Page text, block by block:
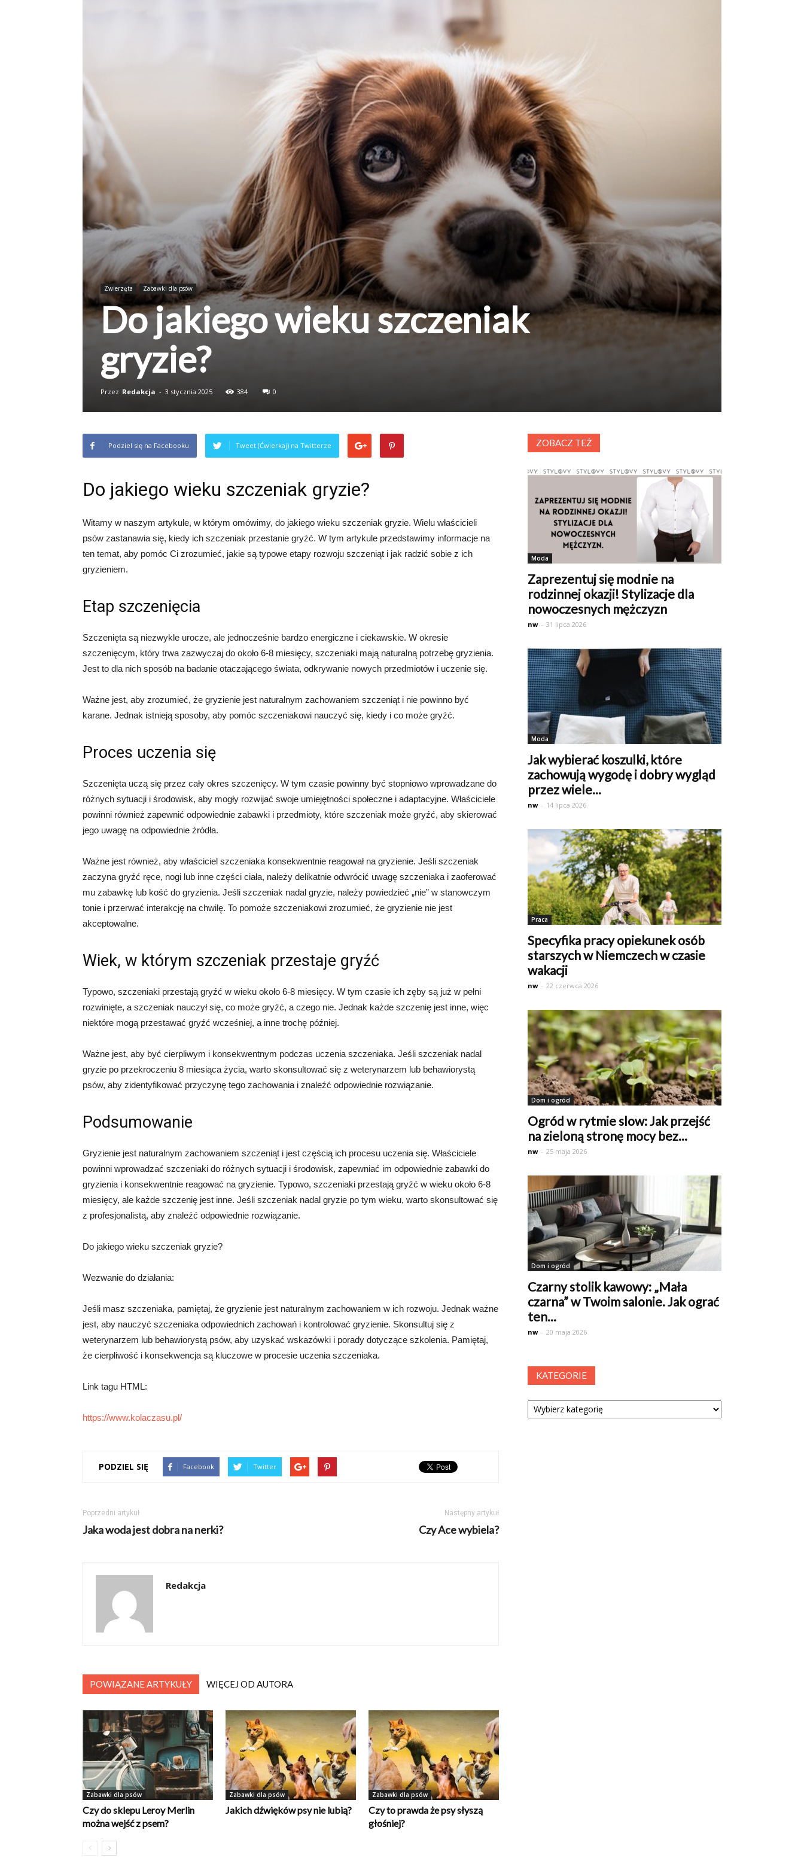
Zwierzęta Zabawki dla psów
Do jakiego wieku szczeniak
gryzie?
Przez Redakcja - 3 stycznia 2025 384 0
Podziel się na Facebooku Tweet (Ćwierkaj) na Twitterze
Do jakiego wieku szczeniak gryzie?
Witamy w naszym artykule, w którym omówimy, do jakiego wieku szczeniak gryzie. Wielu właścicieli
psów zastanawia się, kiedy ich szczeniak przestanie gryźć. W tym artykule przedstawimy informacje na
ten temat, aby pomóc Ci zrozumieć, jakie są typowe etapy rozwoju szczeniąt i jak radzić sobie z ich
gryzieniem.
Etap szczenięcia
Szczenięta są niezwykle urocze, ale jednocześnie bardzo energiczne i ciekawskie. W okresie
szczenięcym, który trwa zazwyczaj do około 6-8 miesięcy, szczeniaki mają naturalną potrzebę gryzienia.
Jest to dla nich sposób na badanie otaczającego świata, odkrywanie nowych przedmiotów i uczenie się.
Ważne jest, aby zrozumieć, że gryzienie jest naturalnym zachowaniem szczeniąt i nie powinno być
karane. Jednak istnieją sposoby, aby pomóc szczeniakowi nauczyć się, kiedy i co może gryźć.
Proces uczenia się
Szczenięta uczą się przez cały okres szczenięcy. W tym czasie powinny być stopniowo wprowadzane do
różnych sytuacji i środowisk, aby mogły rozwijać swoje umiejętności społeczne i adaptacyjne. Właściciele
powinni również zapewnić odpowiednie zabawki i przedmioty, które szczeniak może gryźć, aby skierować
jego uwagę na odpowiednie źródła.
Ważne jest również, aby właściciel szczeniaka konsekwentnie reagował na gryzienie. Jeśli szczeniak
zaczyna gryźć ręce, nogi lub inne części ciała, należy delikatnie odwrócić uwagę szczeniaka i zaoferować
mu zabawkę lub kość do gryzienia. Jeśli szczeniak nadal gryzie, należy powiedzieć „nie” w stanowczym
tonie i przerwać interakcję na chwilę. To pomoże szczeniakowi zrozumieć, że gryzienie nie jest
akceptowalne.
Wiek, w którym szczeniak przestaje gryźć
Typowo, szczeniaki przestają gryźć w wieku około 6-8 miesięcy. W tym czasie ich zęby są już w pełni
rozwinięte, a szczeniak nauczył się, co może gryźć, a czego nie. Jednak każde szczenię jest inne, więc
niektóre mogą przestawać gryźć wcześniej, a inne trochę później.
Ważne jest, aby być cierpliwym i konsekwentnym podczas uczenia szczeniaka. Jeśli szczeniak nadal
gryzie po przekroczeniu 8 miesiąca życia, warto skonsultować się z weterynarzem lub behawiorystą
psów, aby zidentyfikować przyczynę tego zachowania i znaleźć odpowiednie rozwiązanie.
Podsumowanie
Gryzienie jest naturalnym zachowaniem szczeniąt i jest częścią ich procesu uczenia się. Właściciele
powinni wprowadzać szczeniaki do różnych sytuacji i środowisk, zapewniać im odpowiednie zabawki do
gryzienia i konsekwentnie reagować na gryzienie. Typowo, szczeniaki przestają gryźć w wieku około 6-8
miesięcy, ale każde szczenię jest inne. Jeśli szczeniak nadal gryzie po tym wieku, warto skonsultować się
z profesjonalistą, aby znaleźć odpowiednie rozwiązanie.
Do jakiego wieku szczeniak gryzie?
Wezwanie do działania:
Jeśli masz szczeniaka, pamiętaj, że gryzienie jest naturalnym zachowaniem w ich rozwoju. Jednak ważne
jest, aby nauczyć szczeniaka odpowiednich zachowań i kontrolować gryzienie. Skonsultuj się z
weterynarzem lub behawiorystą psów, aby uzyskać wskazówki i porady dotyczące szkolenia. Pamiętaj,
że cierpliwość i konsekwencja są kluczowe w procesie uczenia szczeniaka.
Link tagu HTML:
https://www.kolaczasu.pl/
PODZIEL SIĘ Facebook Twitter
Poprzedni artykuł
Jaka woda jest dobra na nerki?
Następny artykuł
Czy Ace wybiela?
Redakcja
POWIĄZANE ARTYKUŁY WIĘCEJ OD AUTORA
Zabawki dla psów
Czy do sklepu Leroy Merlin
można wejść z psem?
Zabawki dla psów
Jakich dźwięków psy nie lubią?
Zabawki dla psów
Czy to prawda że psy słyszą
głośniej?
ZOBACZ TEŻ
Moda
Zaprezentuj się modnie na
rodzinnej okazji! Stylizacje dla
nowoczesnych mężczyzn
nw - 31 lipca 2026
Moda
Jak wybierać koszulki, które
zachowują wygodę i dobry wygląd
przez wiele...
nw - 14 lipca 2026
Praca
Specyfika pracy opiekunek osób
starszych w Niemczech w czasie
wakacji
nw - 22 czerwca 2026
Dom i ogród
Ogród w rytmie slow: Jak przejść
na zieloną stronę mocy bez...
nw - 25 maja 2026
Dom i ogród
Czarny stolik kawowy: „Mała
czarna” w Twoim salonie. Jak ograć
ten...
nw - 20 maja 2026
KATEGORIE
Kategorie